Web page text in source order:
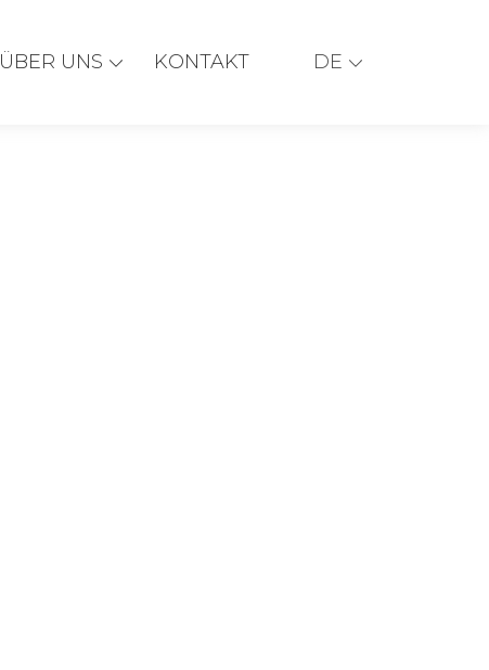
ÜBER UNS KONTAKT DE